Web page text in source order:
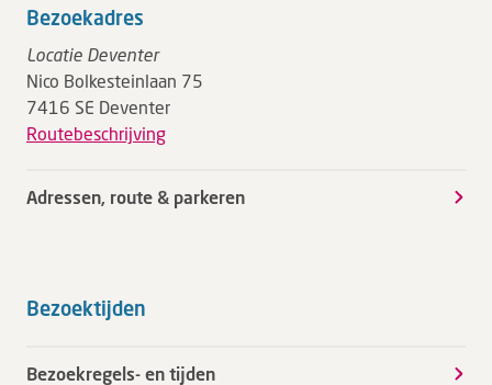
Bezoekadres
Locatie Deventer
Nico Bolkesteinlaan 75
7416 SE Deventer
Routebeschrijving
Adressen, route & parkeren
Bezoektijden
Bezoekregels- en tijden